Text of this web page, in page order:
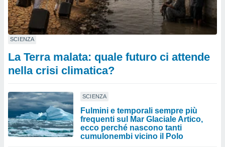
SCIENZA
La Terra malata: quale futuro ci attende
nella crisi climatica?
SCIENZA
Fulmini e temporali sempre più
frequenti sul Mar Glaciale Artico,
ecco perché nascono tanti
cumulonembi vicino il Polo